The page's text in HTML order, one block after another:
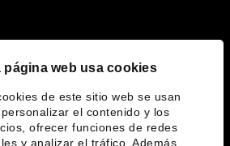
página web usa cookies
de este sitio web se usan
el contenido y los
ofrecer funciones de redes
y analizar el tráfico. Además,
Foro
idiomas